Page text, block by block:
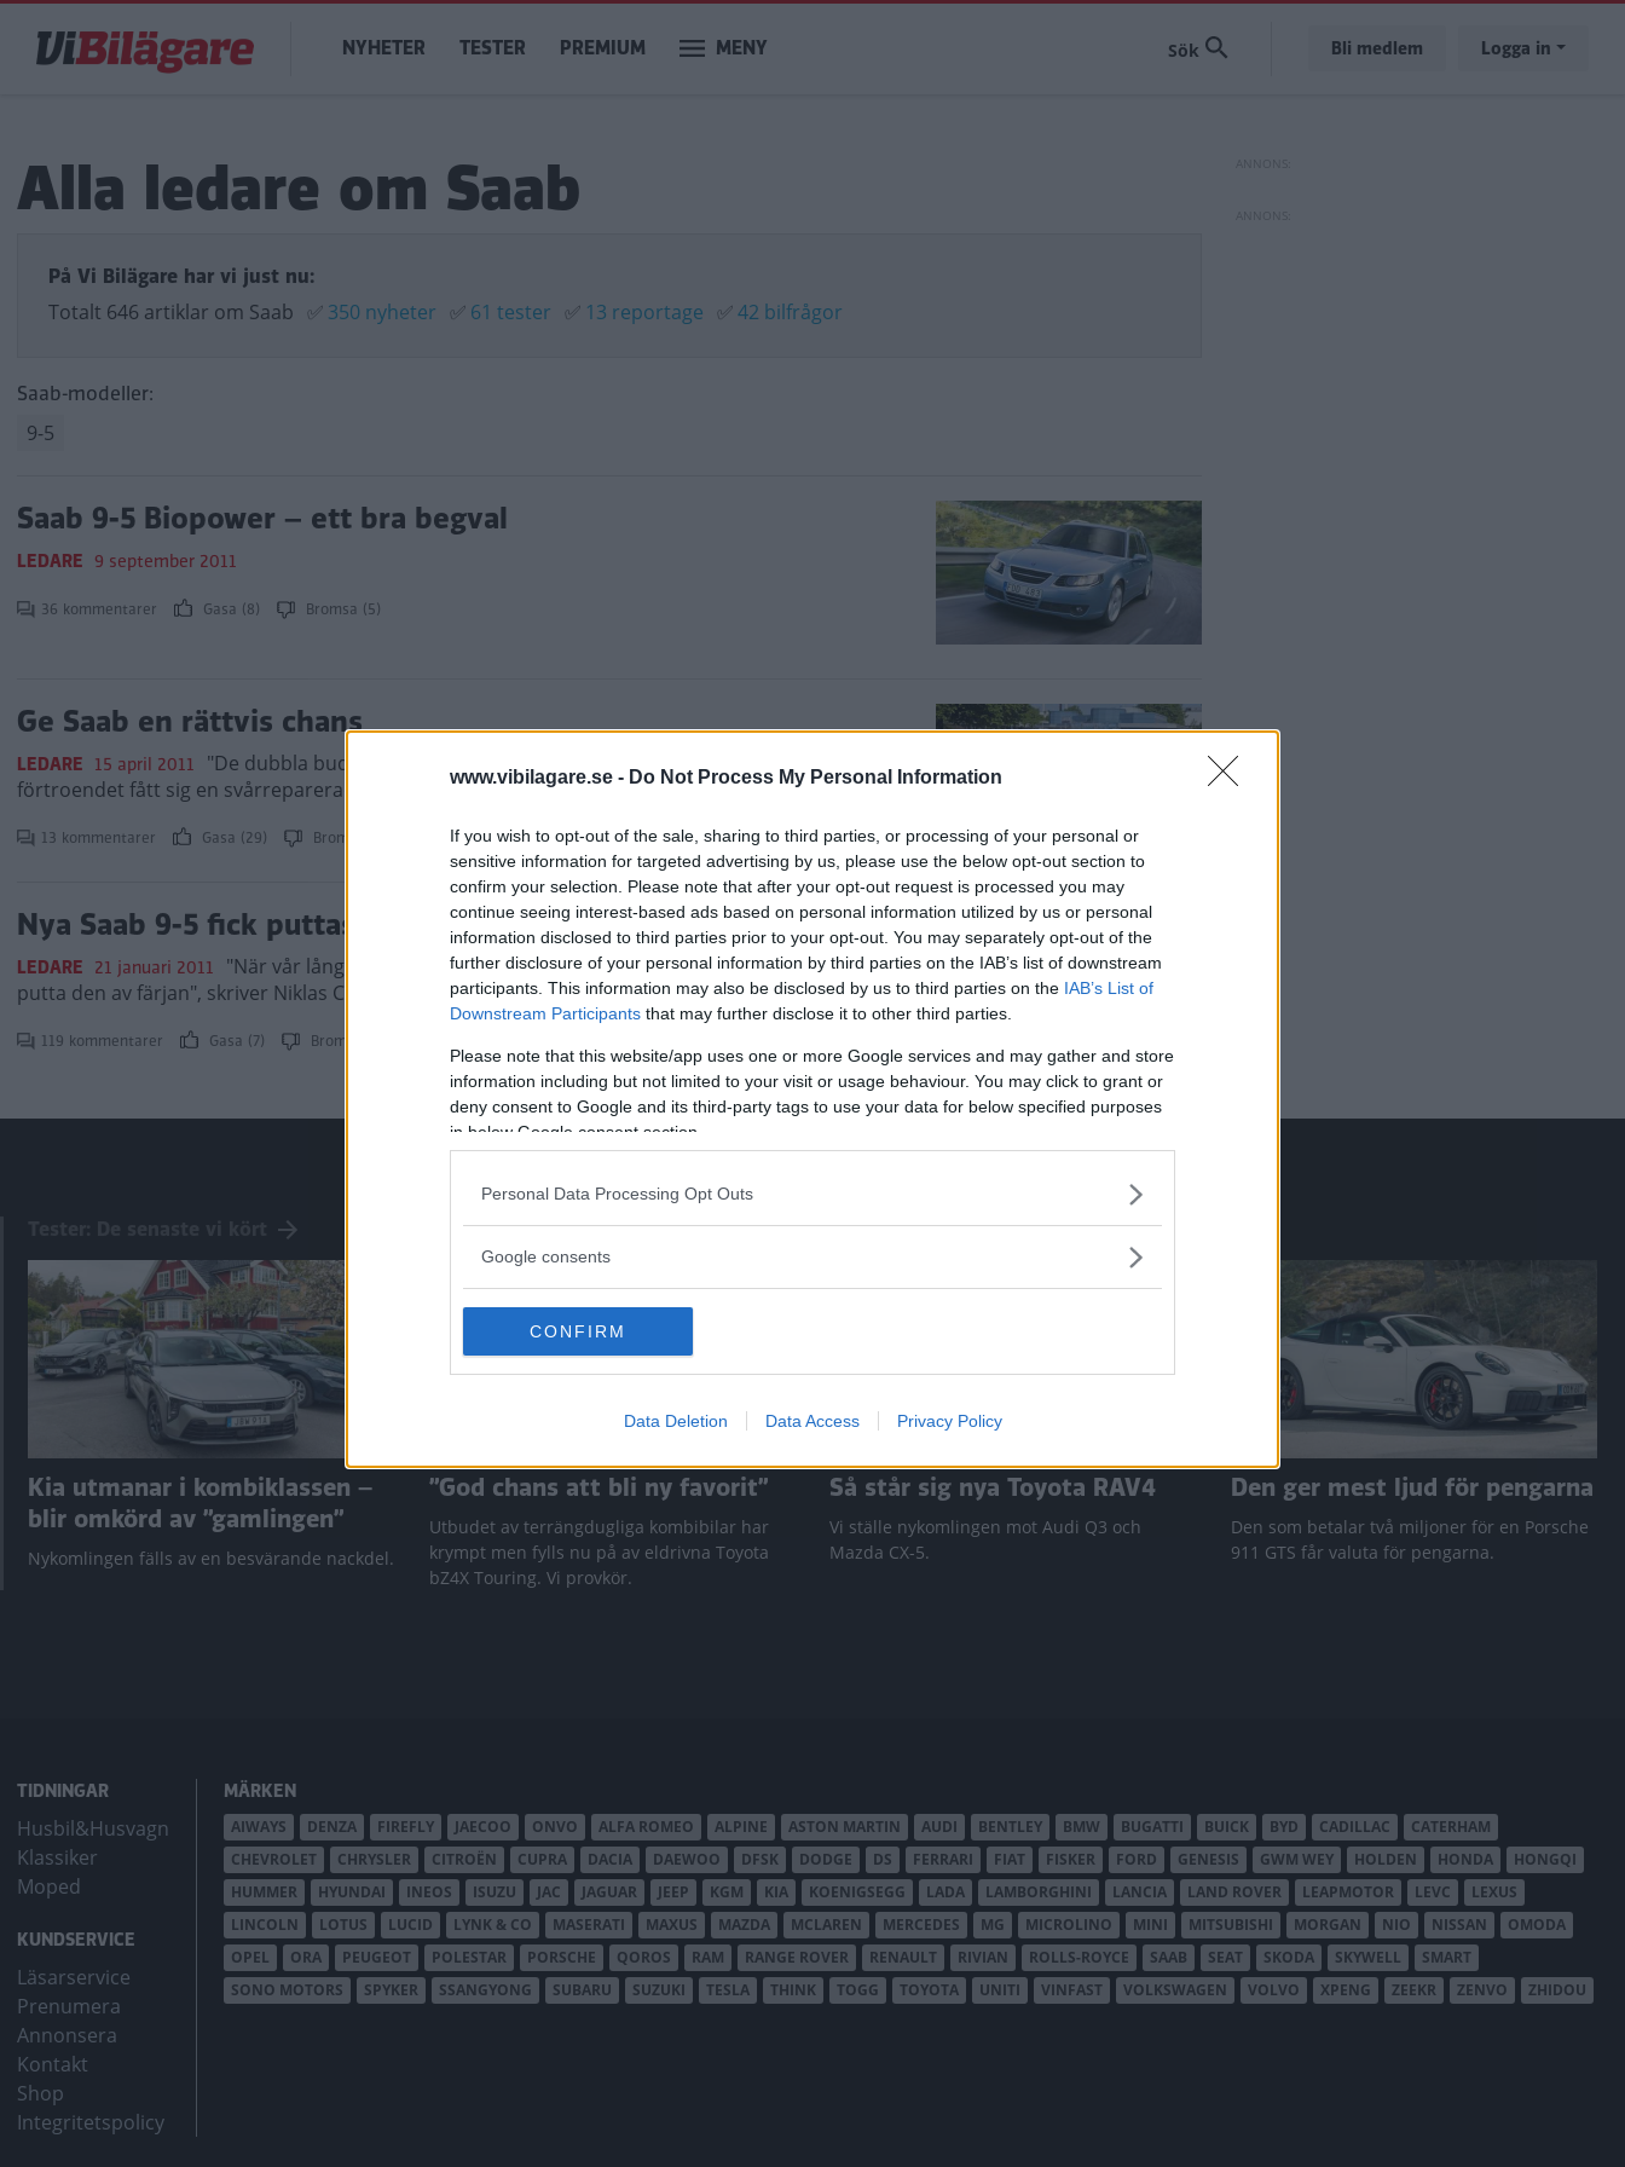
www.vibilagare.se - Do Not Process My Personal Information
If you wish to opt-out of the sale, sharing to third parties, or processing of your personal or
sensitive information for targeted advertising by us, please use the below opt-out section to
confirm your selection. Please note that after your opt-out request is processed you may
continue seeing interest-based ads based on personal information utilized by us or personal
information disclosed to third parties prior to your opt-out. You may separately opt-out of the
further disclosure of your personal information by third parties on the IAB’s list of downstream
participants. This information may also be disclosed by us to third parties on the IAB’s List of
Downstream Participants that may further disclose it to other third parties.
Please note that this website/app uses one or more Google services and may gather and store
information including but not limited to your visit or usage behaviour. You may click to grant or
deny consent to Google and its third-party tags to use your data for below specified purposes
in below Google consent section.
Personal Data Processing Opt Outs
Google consents
CONFIRM
Data Deletion Data Access Privacy Policy
huvudinnehåll
Main
navigation
NYHETER TESTER PREMIUM MENY Bli medlem Logga in
Alla ledare om Saab
På Vi Bilägare har vi just nu:
Totalt 646 artiklar om Saab ✅ 350 nyheter ✅ 61 tester ✅ 13 reportage ✅42 bilfrågor
Saab-modeller:
9-5
Saab 9-5 Biopower – ett bra begval
LEDARE 9 september 2011
36 kommentarer Gasa (8) Bromsa (5)
Ge Saab en rättvis chans
LEDARE 15 april 2011 "De dubbla budskap som präglat rapporteringen kring Saab har gjort att
förtroendet fått sig en svårreparerad törn."
13 kommentarer Gasa (29) Bromsa (9)
Nya Saab 9-5 fick puttas av färjan
LEDARE 21 januari 2011 "När vår långtestbil vägrade att starta lämnades inget annat val än att
putta den av färjan", skriver Niklas Carle i sin ledare om Saab 9-5.
119 kommentarer Gasa (7) Bromsa (6)
Kia utmanar i kombiklassen –
blir omkörd av ”gamlingen”
Nykomlingen fälls av en besvärande nackdel.
”God chans att bli ny favorit”
Utbudet av terrängdugliga kombibilar har
krympt men fylls nu på av eldrivna Toyota
bZ4X Touring. Vi provkör.
Så står sig nya Toyota RAV4
Vi ställe nykomlingen mot Audi Q3 och
Mazda CX-5.
Den ger mest ljud för pengarna
Den som betalar två miljoner för en Porsche
911 GTS får valuta för pengarna.
TIDNINGAR
Husbil&Husvagn
Klassiker
Moped
KUNDSERVICE
Läsarservice
Prenumera
Annonsera
Kontakt
Shop
Integritetspolicy
MÄRKEN
AIWAYS DENZA FIREFLY JAECOO ONVO ALFA ROMEO ALPINE ASTON MARTIN AUDI BENTLEY BMW BUGATTI BUICK BYD CADILLAC
CATERHAM
CHEVROLET
CHRYSLER CITROËN CUPRA DACIA DAEWOO DFSK DODGE DS FERRARI FIAT FISKER FORD GENESIS GWM WEY HOLDEN HONDA
HONGQI
HUMMER
HYUNDAI INEOS ISUZU JAC JAGUAR JEEP KGM KIA KOENIGSEGG LADA LAMBORGHINI LANCIA LAND ROVER LEAPMOTOR LEVC
LEXUS
LINCOLN
LOTUS LUCID LYNK & CO MASERATI MAXUS MAZDA MCLAREN MERCEDES MG MICROLINO MINI MITSUBISHI MORGAN NIO NISSAN
OMODA
OPEL
ORA PEUGEOT POLESTAR PORSCHE QOROS RAM RANGE ROVER RENAULT RIVIAN ROLLS-ROYCE SAAB SEAT SKODA SKYWELL
SMART
SONO MOTORS
SPYKER SSANGYONG SUBARU SUZUKI TESLA THINK TOGG TOYOTA UNITI VINFAST VOLKSWAGEN VOLVO XPENG ZEEKR ZENVO ZHIDOU